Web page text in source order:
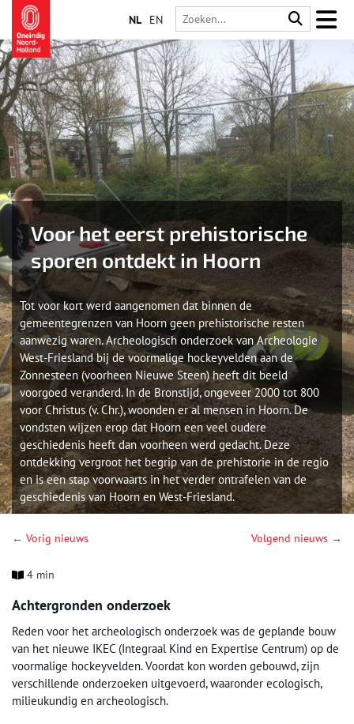
NL EN
Voor het eerst prehistorische
sporen ontdekt in Hoorn
Tot voor kort werd aangenomen dat binnen de
gemeentegrenzen van Hoorn geen prehistorische resten
aanwezig waren. Archeologisch onderzoek van Archeologie
West-Friesland bij de voormalige hockeyvelden aan de
Zonnesteen (voorheen Nieuwe Steen) heeft dit beeld
voorgoed veranderd. In de Bronstijd, ongeveer 2000 tot 800
voor Christus (v. Chr.), woonden er al mensen in Hoorn. De
vondsten wijzen erop dat Hoorn een veel oudere
geschiedenis heeft dan voorheen werd gedacht. Deze
ontdekking vergroot het begrip van de prehistorie in de regio
en is een stap voorwaarts in het verder ontrafelen van de
geschiedenis van Hoorn en West-Friesland.
← Vorig nieuws Volgend nieuws →
4 min
Achtergronden onderzoek
Reden voor het archeologisch onderzoek was de geplande bouw
van het nieuwe IKEC (Integraal Kind en Expertise Centrum) op de
voormalige hockeyvelden. Voordat kon worden gebouwd, zijn
verschillende onderzoeken uitgevoerd, waaronder ecologisch,
milieukundig en archeologisch.